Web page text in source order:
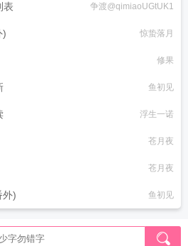
表 争渡@qimiaoUGtUK1
) 惊蛰落月
修果
鱼初见
浮生一诺
苍月夜
苍月夜
外) 鱼初见